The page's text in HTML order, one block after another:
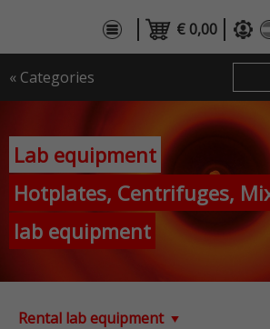
€ 0,00
« Categories
Lab equipment
Hotplates, Centrifuges,
lab equipment
Rental lab equipment